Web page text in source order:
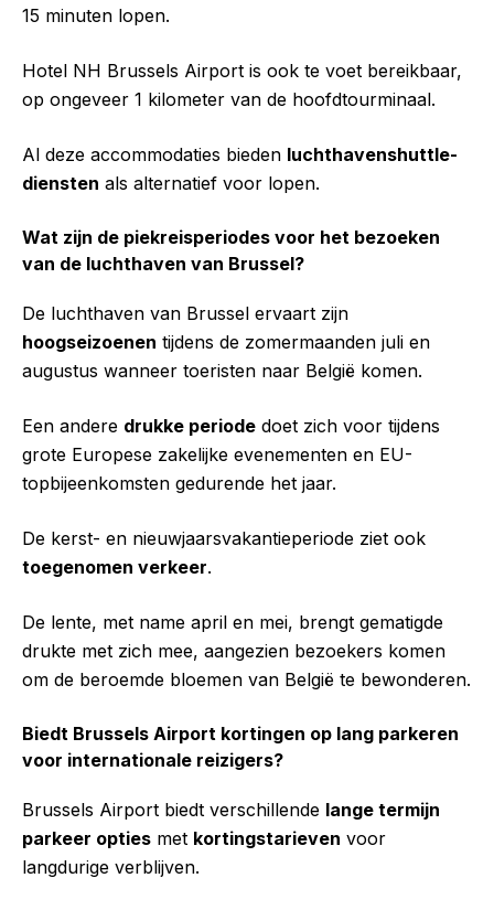
15 minuten lopen.
Hotel NH Brussels Airport is ook te voet bereikbaar,
op ongeveer 1 kilometer van de hoofdtourminaal.
Al deze accommodaties bieden luchthavenshuttle-
diensten als alternatief voor lopen.
Wat zijn de piekreisperiodes voor het bezoeken
van de luchthaven van Brussel?
De luchthaven van Brussel ervaart zijn
hoogseizoenen tijdens de zomermaanden juli en
augustus wanneer toeristen naar België komen.
Een andere drukke periode doet zich voor tijdens
grote Europese zakelijke evenementen en EU-
topbijeenkomsten gedurende het jaar.
De kerst- en nieuwjaarsvakantieperiode ziet ook
toegenomen verkeer.
De lente, met name april en mei, brengt gematigde
drukte met zich mee, aangezien bezoekers komen
om de beroemde bloemen van België te bewonderen.
Biedt Brussels Airport kortingen op lang parkeren
voor internationale reizigers?
Brussels Airport biedt verschillende lange termijn
parkeer opties met kortingstarieven voor
langdurige verblijven.